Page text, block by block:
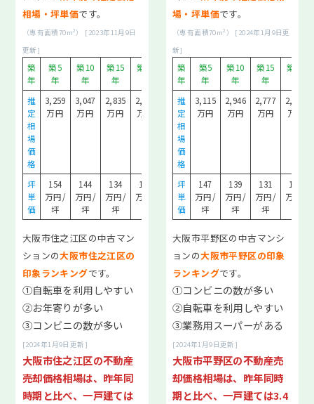
売却診断フローチャート
買い替えのタイミングについて
教えてもらってよかったTOP8
大阪市住みたい「駅」TOP10
マンション売却した理由TOP7
売却にかかった期間TOP5
当社を選んだ理由TOP8
購入物件情報はこちら
相場・坪単価です。
（専有面積70m²） [2023年11月9日
更新]
築
年
築5
年
築10
年
築15
年
築20
築30
年
推
定
相
場
価
格
3,259
万円
3,047
万円
2,835
万円
2,622
万円
2,197
万円
坪
単
価
154
万円/
坪
144
万円/
坪
134
万円/
坪
124
万円/
104
万円/
坪
大阪市住之江区の中古マン
ションの大阪市住之江区の
印象ランキングです。
①自転車を利用しやすい
②お年寄りが多い
③コンビニの数が多い
[2024年1月9日更新]
大阪市住之江区の不動産
売却価格相場は、昨年同
時期と比べ、一戸建ては
場・坪単価です。
（専有面積70m²） [2024年1月9日更
新]
築
年
築5
年
築10
年
築15
年
築20
推
定
相
場
価
格
3,115
万円
2,946
万円
2,777
万円
2,607
万円
坪
単
価
147
万円/
坪
139
万円/
坪
131
万円/
坪
123
万円/
大阪市平野区の中古マンシ
ョンの大阪市平野区の印象
ランキングです。
①コンビニの数が多い
②自転車を利用しやすい
③業務用スーパーがある
[2024年1月9日更新]
大阪市平野区の不動産売
却価格相場は、昨年同時
期と比べ、一戸建ては3.4